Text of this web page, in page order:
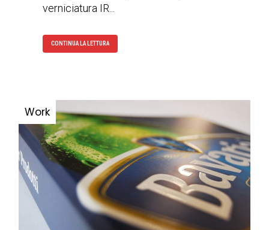
verniciatura IR...
CONTINUA LA LETTURA